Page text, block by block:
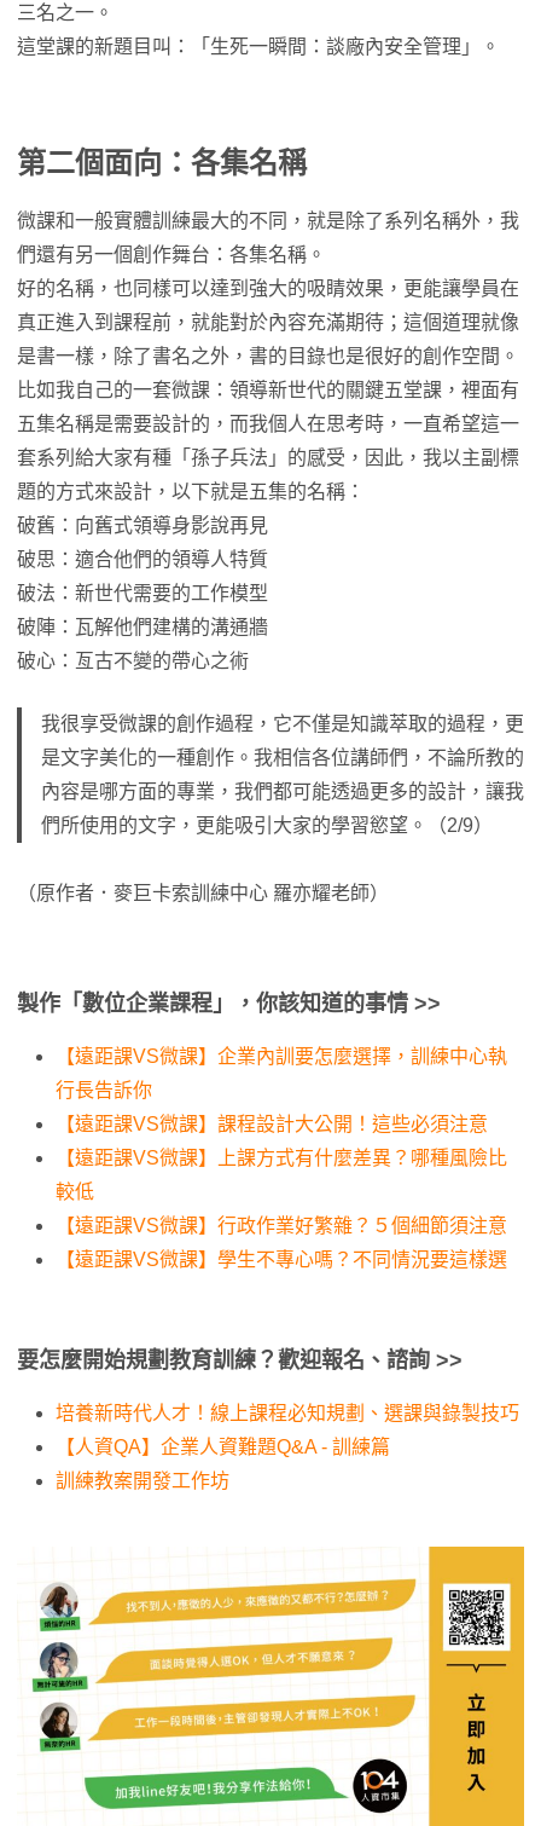
三名之一。
這堂課的新題目叫：「生死一瞬間：談廠內安全管理」。
第二個面向：各集名稱
微課和一般實體訓練最大的不同，就是除了系列名稱外，我
們還有另一個創作舞台：各集名稱。
好的名稱，也同樣可以達到強大的吸睛效果，更能讓學員在
真正進入到課程前，就能對於內容充滿期待；這個道理就像
是書一樣，除了書名之外，書的目錄也是很好的創作空間。
比如我自己的一套微課：領導新世代的關鍵五堂課，裡面有
五集名稱是需要設計的，而我個人在思考時，一直希望這一
套系列給大家有種「孫子兵法」的感受，因此，我以主副標
題的方式來設計，以下就是五集的名稱：
破舊：向舊式領導身影說再見
破思：適合他們的領導人特質
破法：新世代需要的工作模型
破陣：瓦解他們建構的溝通牆
破心：亙古不變的帶心之術
我很享受微課的創作過程，它不僅是知識萃取的過程，更
是文字美化的一種創作。我相信各位講師們，不論所教的
內容是哪方面的專業，我們都可能透過更多的設計，讓我
們所使用的文字，更能吸引大家的學習慾望。（2/9）
（原作者．麥巨卡索訓練中心 羅亦耀老師）
製作「數位企業課程」，你該知道的事情 >>
【遠距課VS微課】企業內訓要怎麼選擇，訓練中心執
行長告訴你
【遠距課VS微課】課程設計大公開！這些必須注意
【遠距課VS微課】上課方式有什麼差異？哪種風險比
較低
【遠距課VS微課】行政作業好繁雜？５個細節須注意
【遠距課VS微課】學生不專心嗎？不同情況要這樣選
要怎麼開始規劃教育訓練？歡迎報名、諮詢 >>
培養新時代人才！線上課程必知規劃、選課與錄製技巧
【人資QA】企業人資難題Q&A - 訓練篇
訓練教案開發工作坊